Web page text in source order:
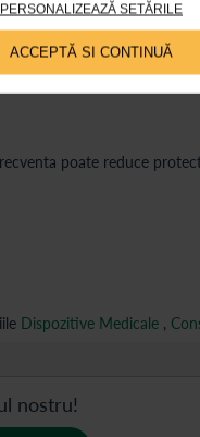
PERSONALIZEAZĂ SETĂRILE
ACCEPTĂ SI CONTINUĂ
poate reduce
Dispozitive Medicale ,
nostru!